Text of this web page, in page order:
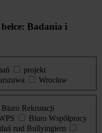
Badania i
projekt
Wrocław
Biuro Rekrutacji
Biuro Współpracy
nad Bullyingiem